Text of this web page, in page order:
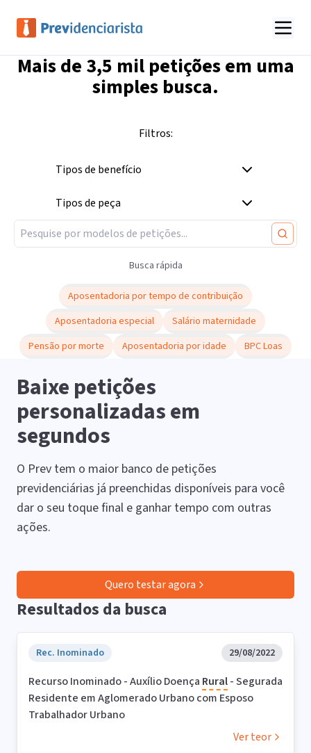
Mais de 3,5 milpetições em uma
simples busca.
Filtros:
Tipos de benefício
Tipos de peça
Busca rápida
Aposentadoria por tempo de contribuição
Aposentadoria especial
Salário maternidade
Pensão por morte
Aposentadoria por idade BPC Loas
Baixe petições
personalizadas em
segundos
O Prev tem o maior banco de petições
previdenciárias já preenchidas disponíveis para você
dar o seu toque final e ganhar tempo com outras
ações.
Quero testar agora
Resultados da busca
Rec. Inominado 29/08/2022
Recurso Inominado - Auxílio Doença Rural- Segurada
Residente em Aglomerado Urbano com Esposo
Trabalhador Urbano
Ver teor